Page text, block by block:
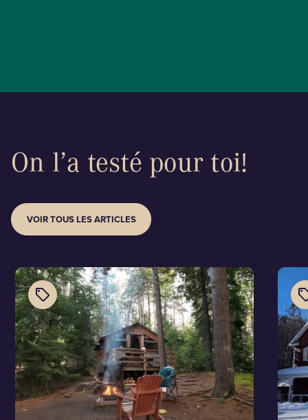
On l’a testé pour toi!
VOIR TOUS LES ARTICLES